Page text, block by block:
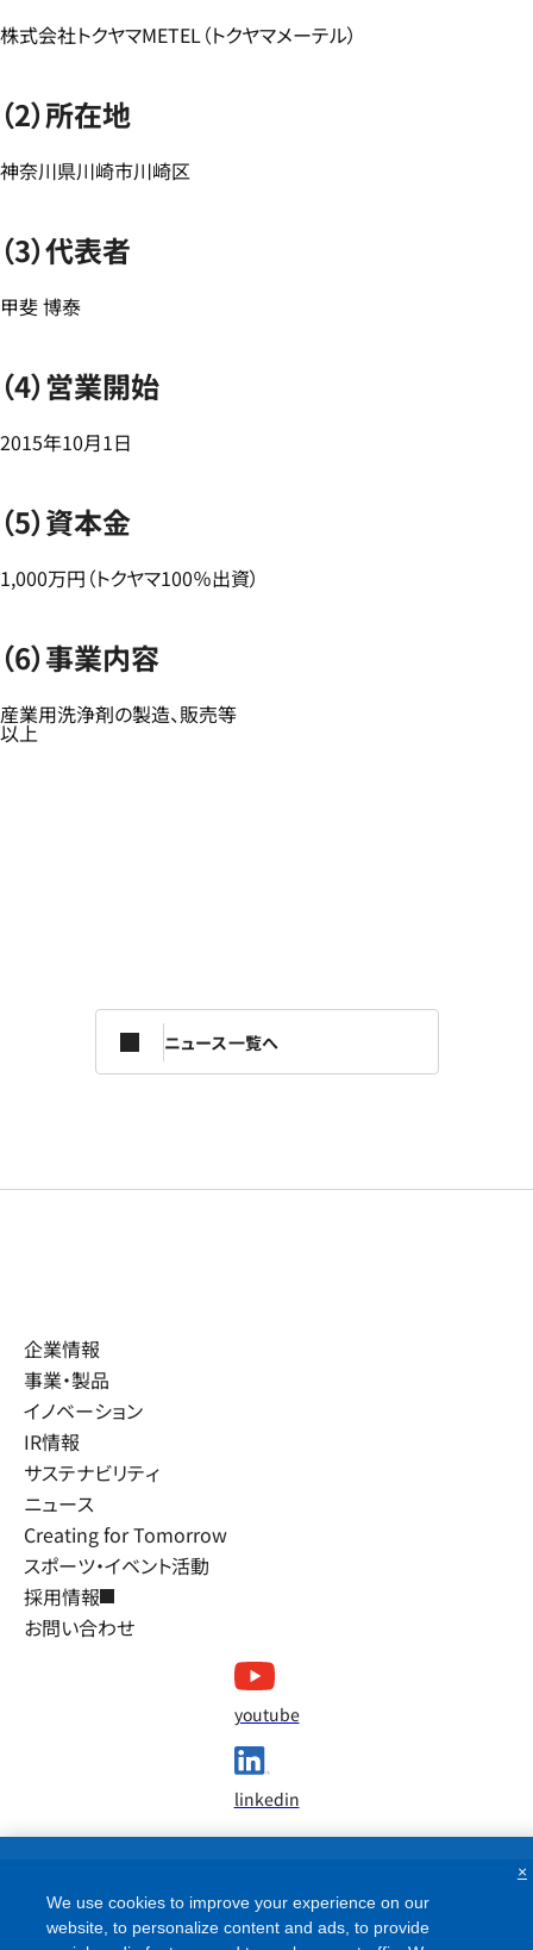
株式会社トクヤマMETEL（トクヤマメーテル）
（2）所在地
神奈川県川崎市川崎区
（3）代表者
甲斐 博泰
（4）営業開始
2015年10月1日
（5）資本金
1,000万円（トクヤマ100％出資）
（6）事業内容
産業用洗浄剤の製造、販売等
以上
ニュース一覧へ
企業情報
事業・製品
イノベーション
IR情報
サステナビリティ
ニュース
Creating for Tomorrow
スポーツ・イベント活動
採用情報
お問い合わせ
youtube
linkedin
We use cookies to improve your experience on our
website, to personalize content and ads, to provide
×